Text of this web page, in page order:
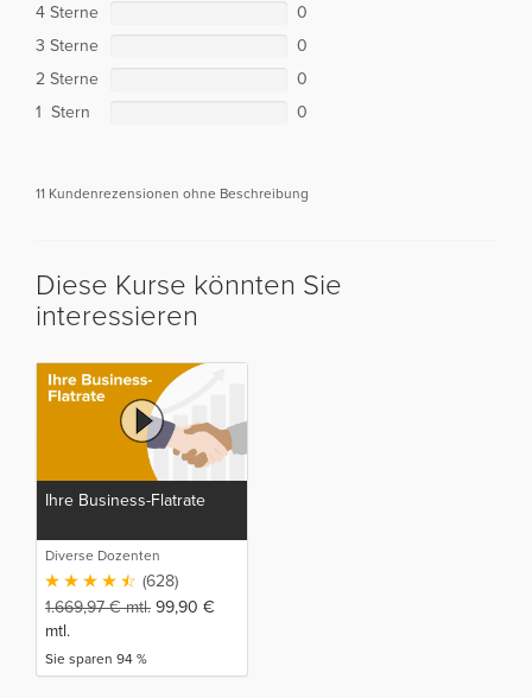
4 Sterne
0
3 Sterne
0
2 Sterne
0
1 Stern
0
11 Kundenrezensionen ohne Beschreibung
Diese Kurse könnten Sie
interessieren
Ihre Business-Flatrate
Diverse Dozenten
(628)
1.669,97€mtl. 99,90 €
mtl.
Sie sparen 94 %